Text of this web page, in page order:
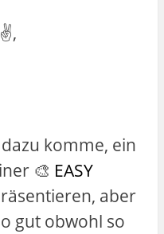
komme, ein
🎨 EASY
aber
gut obwohl so